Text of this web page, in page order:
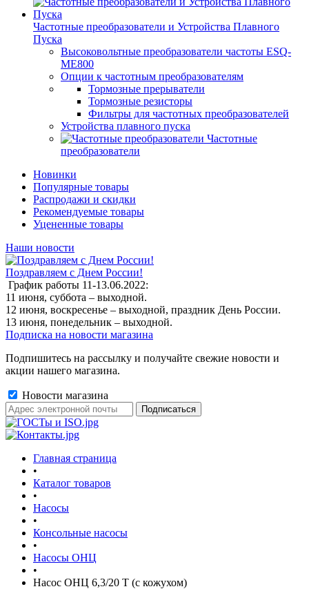
Частотные преобразователи и Устройства Плавного
Пуска
Высоковольтные преобразователи частоты ESQ-
ME800
Опции к частотным преобразователям
Тормозные прерыватели
Тормозные резисторы
Фильтры для частотных преобразователей
Устройства плавного пуска
Частотные
преобразователи
Новинки
Популярные товары
Распродажи и скидки
Рекомендуемые товары
Уцененные товары
Наши новости
Поздравляем с Днем России!
График работы 11-13.06.2022:
11 июня, суббота – выходной.
12 июня, воскресенье – выходной, праздник День России.
13 июня, понедельник – выходной.
Подписка на новости магазина
Подпишитесь на рассылку и получайте свежие новости и
акции нашего магазина.
Новости магазина
Главная страница
•
Каталог товаров
•
Насосы
•
Консольные насосы
•
Насосы ОНЦ
•
Насос ОНЦ 6,3/20 Т (с кожухом)